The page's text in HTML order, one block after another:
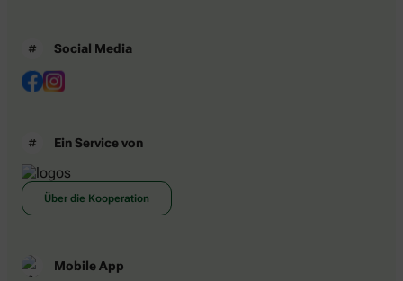
Social Media
Ein Service von
Über die Kooperation
Mobile App